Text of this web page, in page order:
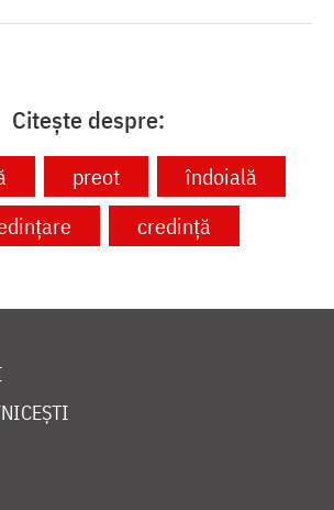
Citește despre:
preot
îndoială
credință